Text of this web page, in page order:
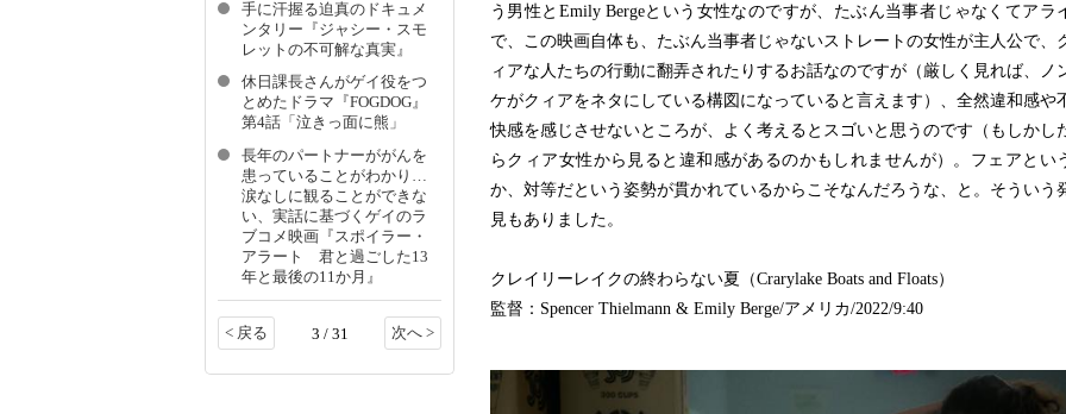
う男性とEmily Bergeという女性なのですが、たぶん当事者じゃなくてアラ
で、この映画自体も、たぶん当事者じゃないストレートの女性が主人公で、
ィアな人たちの行動に翻弄されたりするお話なのですが（厳しく見れば、ノ
ケがクィアをネタにしている構図になっていると言えます）、全然違和感や
快感を感じさせないところが、よく考えるとスゴいと思うのです（もしかし
らクィア女性から見ると違和感があるのかもしれませんが）。フェアとい
か、対等だという姿勢が貫かれているからこそなんだろうな、と。そういう
見もありました。
クレイリーレイクの終わらない夏（Crarylake Boats and Floats）
監督：Spencer Thielmann & Emily Berge/アメリカ/2022/9:40
手に汗握る迫真のドキュメ
ンタリー『ジャシー・スモ
レットの不可解な真実』
休日課長さんがゲイ役をつ
とめたドラマ『FOGDOG』
第4話「泣きっ面に熊」
長年のパートナーががんを
患っていることがわかり…
涙なしに観ることができな
い、実話に基づくゲイのラ
ブコメ映画『スポイラー・
アラート 君と過ごした13
年と最後の11か月』
< 戻る 3 / 31 次へ >